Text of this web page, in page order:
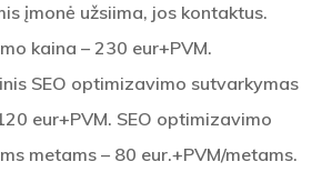
įmonė užsiima, jos kontaktus.
kaina – 230 eur+PVM.
SEO optimizavimo sutvarkymas
eur+PVM. SEO optimizavimo
metams – 80 eur.+PVM/metams.